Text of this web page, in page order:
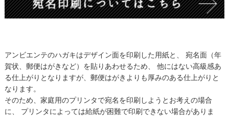
アンビエンテのハガキはデザイン面を印刷した用紙と、 宛名面（年
賀状、郵便はがきなど）を貼りあわせるため、 他にはない高級感あ
る仕上がりとなりますが、郵便はがきよりも厚みのある仕上がりと
なります。
そのため、家庭用のプリンタで宛名を印刷しようとお考えの場合
に、 プリンタによっては給紙が困難で印刷できない場合がありま